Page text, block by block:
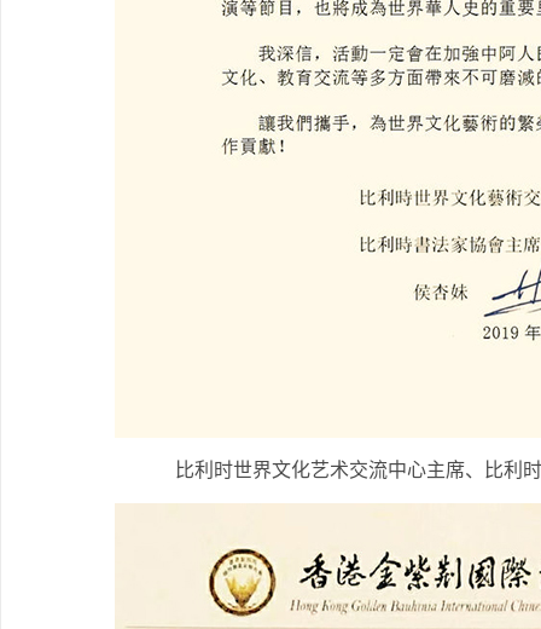
比利时世界文化艺术交流中心主席、比利